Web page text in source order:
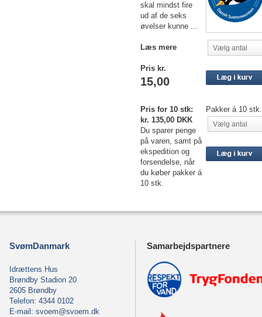
skal mindst fire
ud af de seks
øvelser kunne ...
Læs mere
Pris kr.
15,00
Vælg antal
Pris for 10 stk:
kr. 135,00 DKK
Du sparer penge
på varen, samt på
ekspedition og
forsendelse, når
du køber pakker á
10 stk.
Pakker á 10
Vælg antal
SvømDanmark
Idrættens Hus
Brøndby Stadion 20
2605 Brøndby
Telefon: 4344 0102
E-mail: svoem@svoem.dk
Samarbejdspartnere